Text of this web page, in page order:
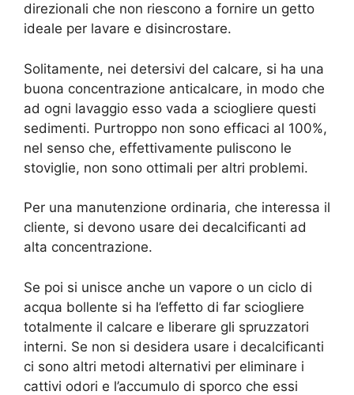
direzionali che non riescono a fornire un getto
ideale per lavare e disincrostare.
Solitamente, nei detersivi del calcare, si ha una
buona concentrazione anticalcare, in modo che
ad ogni lavaggio esso vada a sciogliere questi
sedimenti. Purtroppo non sono efficaci al 100%,
nel senso che, effettivamente puliscono le
stoviglie, non sono ottimali per altri problemi.
Per una manutenzione ordinaria, che interessa il
cliente, si devono usare dei decalcificanti ad
alta concentrazione.
Se poi si unisce anche un vapore o un ciclo di
acqua bollente si ha l’effetto di far sciogliere
totalmente il calcare e liberare gli spruzzatori
interni. Se non si desidera usare i decalcificanti
ci sono altri metodi alternativi per eliminare i
cattivi odori e l’accumulo di sporco che essi